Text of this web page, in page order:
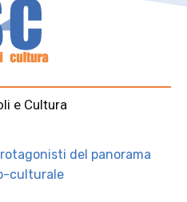
e Cultura
del panorama
culturale